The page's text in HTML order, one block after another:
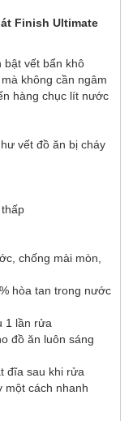
Finish Ultimate
bật vết bẩn khô
không cần ngâm
hàng chục lít nước
vết đồ ăn bị cháy
chống mài mòn,
hòa tan trong nước
1 lần rửa
đồ ăn luôn sáng
đĩa sau khi rửa
một cách nhanh